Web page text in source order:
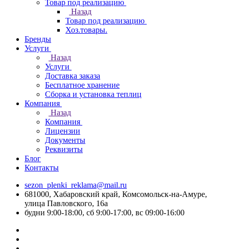
Товар под реализацию
Назад
Товар под реализацию
Хоз.товары.
Бренды
Услуги
Назад
Услуги
Доставка заказа
Бесплатное хранение
Сборка и установка теплиц
Компания
Назад
Компания
Лицензии
Документы
Реквизиты
Блог
Контакты
sezon_plenki_reklama@mail.ru
681000, Хабаровский край, Комсомольск-на-Амуре,
улица Павловского, 16а
будни 9:00-18:00, сб 9:00-17:00, вс 09:00-16:00